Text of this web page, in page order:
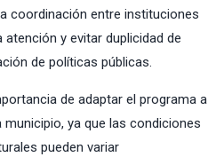
coordinación entre instituciones
y evitar duplicidad de
de políticas públicas.
de adaptar el programa a
ya que las condiciones
pueden variar